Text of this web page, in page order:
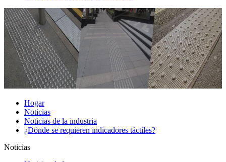
Hogar
Noticias
Noticias de la industria
¿Dónde se requieren indicadores táctiles?
Noticias